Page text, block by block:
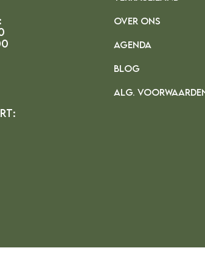
OVER ONS
AGENDA
BLOG
ALG.